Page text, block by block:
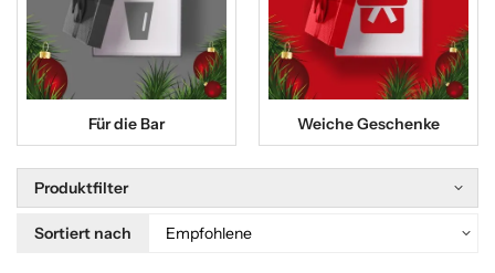
Für die Bar Weiche Geschenke
Produktfilter
Sortiert nach